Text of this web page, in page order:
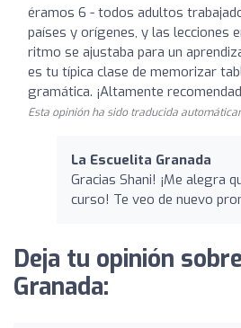
éramos 6 - todos adultos
países y orígenes, y las lecciones
ritmo se ajustaba para un
es tu típica clase de memorizar
gramática. ¡Altamente
Esta opinión ha sido traducida
La Escuelita Granada
Gracias Shani! ¡Me alegra
curso! Te veo de nuevo
Deja tu opinión
Granada: